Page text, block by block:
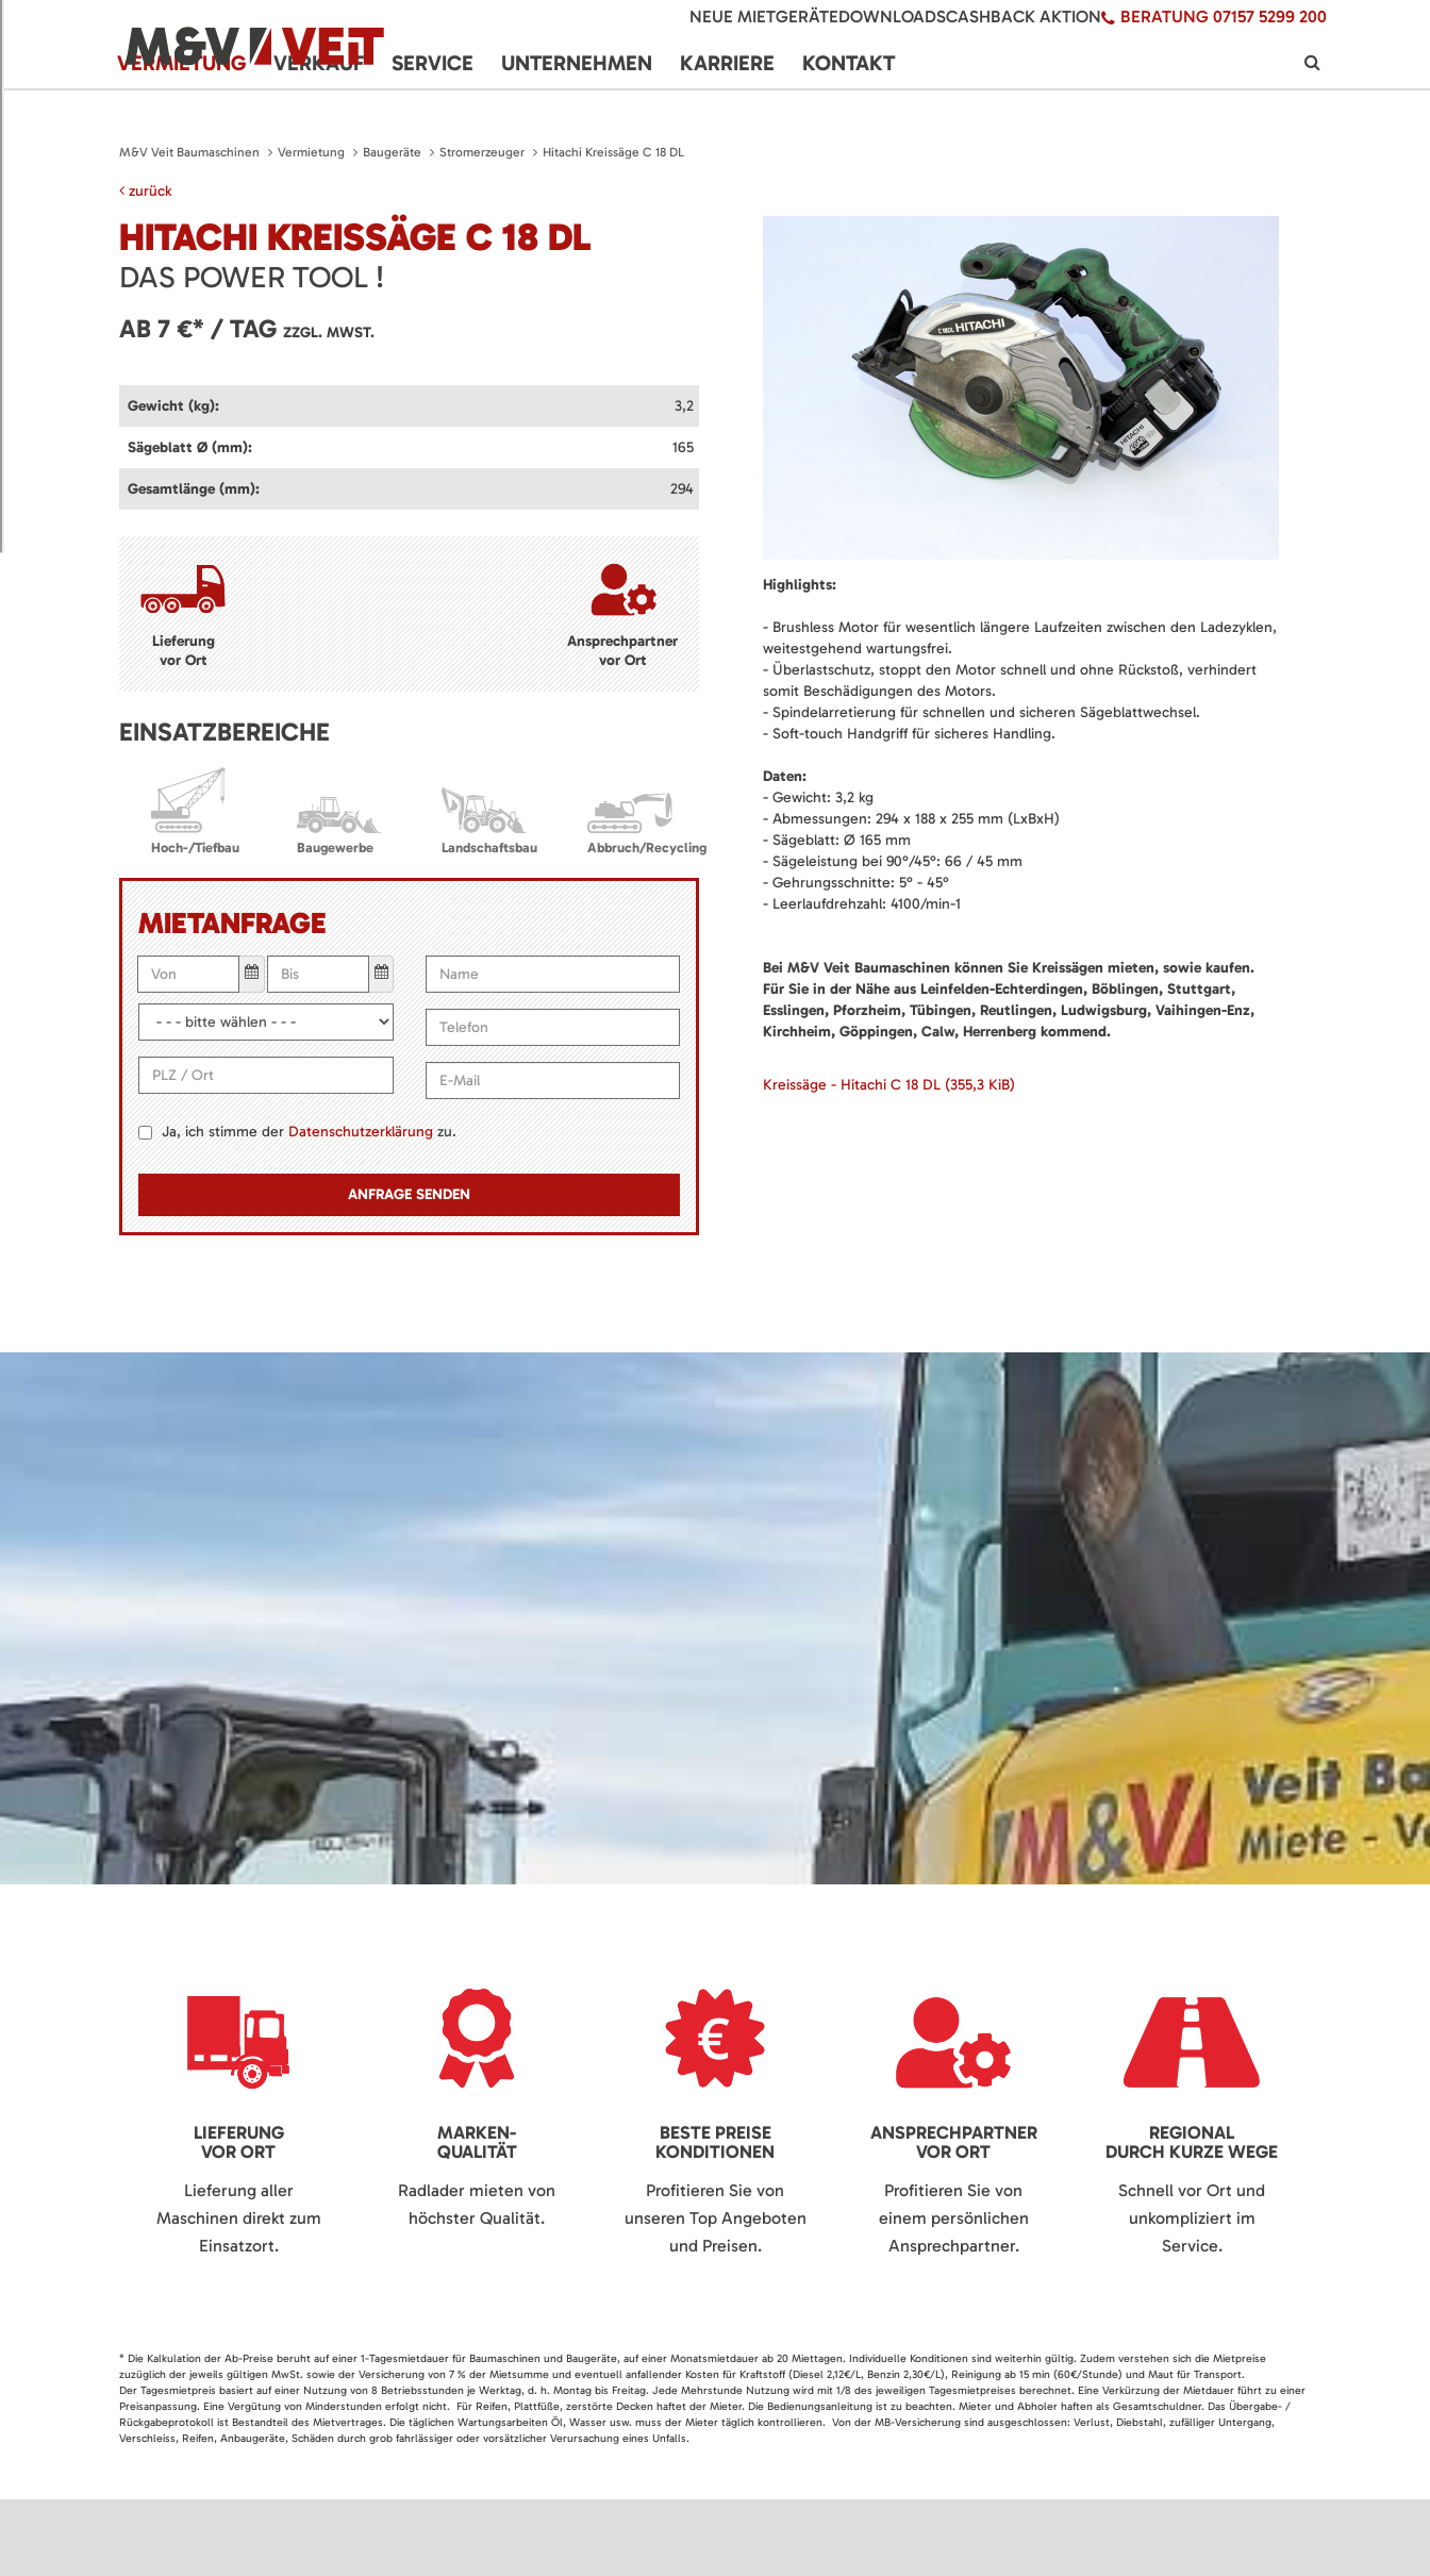
NEUE MIETGERÄTEDOWNLOADSCASHBACK AKTION BERATUNG 07157 5299 200
VERMIETUNG VERKAUF SERVICE UNTERNEHMEN KARRIERE KONTAKT
M&V Veit Baumaschinen Vermietung Baugeräte Stromerzeuger Hitachi Kreissäge C 18 DL
zurück
HITACHI KREISSÄGE C 18 DL
DAS POWER TOOL !
AB 7 €* / TAG ZZGL. MWST.
Gewicht (kg): 3,2
Sägeblatt Ø (mm): 165
Gesamtlänge (mm): 294
Lieferung
vor Ort
Ansprechpartner
vor Ort
EINSATZBEREICHE
Hoch-/Tiefbau Baugewerbe Landschaftsbau Abbruch/Recycling
MIETANFRAGE
Ja, ich stimme derDatenschutzerklärungzu.
Highlights:
- Brushless Motor für wesentlich längere Laufzeiten zwischen den Ladezyklen,
weitestgehend wartungsfrei.
- Überlastschutz, stoppt den Motor schnell und ohne Rückstoß, verhindert
somit Beschädigungen des Motors.
- Spindelarretierung für schnellen und sicheren Sägeblattwechsel.
- Soft-touch Handgriff für sicheres Handling.
Daten:
- Gewicht: 3,2 kg
- Abmessungen: 294 x 188 x 255 mm (LxBxH)
- Sägeblatt: Ø 165 mm
- Sägeleistung bei 90°/45°: 66 / 45 mm
- Gehrungsschnitte: 5° - 45°
- Leerlaufdrehzahl: 4100/min-1
Bei M&V Veit Baumaschinen können Sie Kreissägen mieten, sowie kaufen.
Für Sie in der Nähe aus Leinfelden-Echterdingen, Böblingen, Stuttgart,
Esslingen, Pforzheim, Tübingen, Reutlingen, Ludwigsburg, Vaihingen-Enz,
Kirchheim, Göppingen, Calw, Herrenberg kommend.
Kreissäge - Hitachi C 18 DL (355,3 KiB)
LIEFERUNG
VOR ORT
Lieferung aller
Maschinen direkt zum
Einsatzort.
MARKEN-
QUALITÄT
Radlader mieten von
höchster Qualität.
BESTE PREISE
KONDITIONEN
Profitieren Sie von
unseren Top Angeboten
und Preisen.
ANSPRECHPARTNER
VOR ORT
Profitieren Sie von
einem persönlichen
Ansprechpartner.
REGIONAL
DURCH KURZE WEGE
Schnell vor Ort und
unkompliziert im
Service.
* Die Kalkulation der Ab-Preise beruht auf einer 1-Tagesmietdauer für Baumaschinen und Baugeräte, auf einer Monatsmietdauer ab 20 Miettagen. Individuelle Konditionen sind weiterhin gültig. Zudem verstehen sich die Mietpreise
zuzüglich der jeweils gültigen MwSt. sowie der Versicherung von 7 % der Mietsumme und eventuell anfallender Kosten für Kraftstoff (Diesel 2,12€/L, Benzin 2,30€/L), Reinigung ab 15 min (60€/Stunde) und Maut für Transport.
Der Tagesmietpreis basiert auf einer Nutzung von 8 Betriebsstunden je Werktag, d. h. Montag bis Freitag. Jede Mehrstunde Nutzung wird mit 1/8 des jeweiligen Tagesmietpreises berechnet. Eine Verkürzung der Mietdauer führt zu einer
Preisanpassung. Eine Vergütung von Minderstunden erfolgt nicht. Für Reifen, Plattfüße, zerstörte Decken haftet der Mieter. Die Bedienungsanleitung ist zu beachten. Mieter und Abholer haften als Gesamtschuldner. Das Übergabe- /
Rückgabeprotokoll ist Bestandteil des Mietvertrages. Die täglichen Wartungsarbeiten Öl, Wasser usw. muss der Mieter täglich kontrollieren. Von der MB-Versicherung sind ausgeschlossen: Verlust, Diebstahl, zufälliger Untergang,
Verschleiss, Reifen, Anbaugeräte, Schäden durch grob fahrlässiger oder vorsätzlicher Verursachung eines Unfalls.